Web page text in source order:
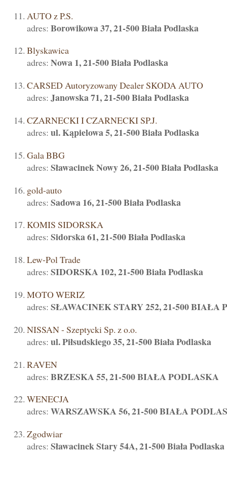
AUTO z P.S.
adres: Borowikowa 37, 21-500 Biała Podlaska
Blyskawica
adres: Nowa 1, 21-500 Biała Podlaska
CARSED Autoryzowany Dealer SKODA AUTO
adres: Janowska 71, 21-500 Biała Podlaska
CZARNECKI I CZARNECKI SP.J.
adres: ul. Kąpielowa 5, 21-500 Biała Podlaska
Gala BBG
adres: Sławacinek Nowy 26, 21-500 Biała Podlaska
gold-auto
adres: Sadowa 16, 21-500 Biała Podlaska
KOMIS SIDORSKA
adres: Sidorska 61, 21-500 Biała Podlaska
Lew-Pol Trade
adres: SIDORSKA 102, 21-500 Biała Podlaska
MOTO WERIZ
adres: SŁAWACINEK STARY 252, 21-500 BIAŁA
NISSAN - Szeptycki Sp. z o.o.
adres: ul. Piłsudskiego 35, 21-500 Biała Podlaska
RAVEN
adres: BRZESKA 55, 21-500 BIAŁA PODLASKA
WENECJA
adres: WARSZAWSKA 56, 21-500 BIAŁA
Zgodwiar
adres: Sławacinek Stary 54A, 21-500 Biała Podlaska